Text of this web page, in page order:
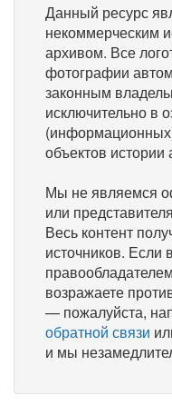
Данный ресурс
некоммерческим
архивом. Все
фотографии
законным
исключительно в
объектов
Мы не являемся
или
Весь контент
источников. Если
возражаете
— пожалуйста,
обратной связи
и мы